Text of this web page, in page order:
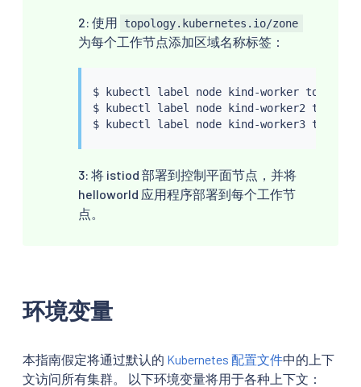
2: 使用 topology.kubernetes.io/zone
为每个工作节点添加区域名称标签：
$ kubectl label node kind-worker
$
kubectl label node kind-worker2
$
kubectl label node kind-worker3
3: 将 istiod 部署到控制平面节点，并将
helloworld 应用程序部署到每个工作节
点。
环境变量
本指南假定将通过默认的 Kubernetes 配置文件中的上下
文访问所有集群。 以下环境变量将用于各种上下文：